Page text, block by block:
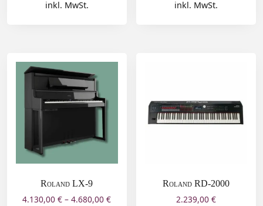
inkl. MwSt. inkl. MwSt.
Roland LX-9
4.130,00€ –4.680,00€
Roland RD-2000
2.239,00€